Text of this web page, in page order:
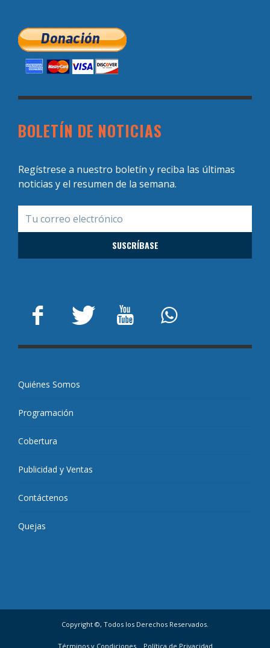
BOLETÍN DE NOTICIAS
Regístrese a nuestro boletín y reciba las últimas
noticias y el resumen de la semana.
Quiénes Somos
Programación
Cobertura
Publicidad y Ventas
Contáctenos
Quejas
Copyright ©, Todos los Derechos Reservados.
Términos y Condiciones Política de Privacidad